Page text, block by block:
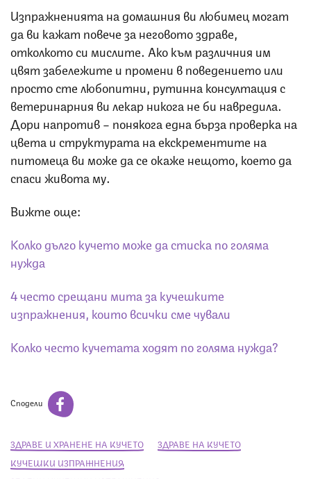
Изпражненията на домашния ви любимец могат
да ви кажат повече за неговото здраве,
отколкото си мислите. Ако към различния им
цвят забележите и промени в поведението или
просто сте любопитни, рутинна консултация с
ветеринарния ви лекар никога не би навредила.
Дори напротив – понякога една бърза проверка на
цвета и структурата на екскрементите на
питомеца ви може да се окаже нещото, което да
спаси живота му.
Вижте още:
Колко дълго кучето може да стиска по голяма
нужда
4 често срещани мита за кучешките
изпражнения, които всички сме чували
Колко често кучетата ходят по голяма нужда?
Сподели
ЗДРАВЕ И ХРАНЕНЕ НА КУЧЕТО
ЗДРАВЕ НА КУЧЕТО
КУЧЕШКИ ИЗПРАЖНЕНИЯ